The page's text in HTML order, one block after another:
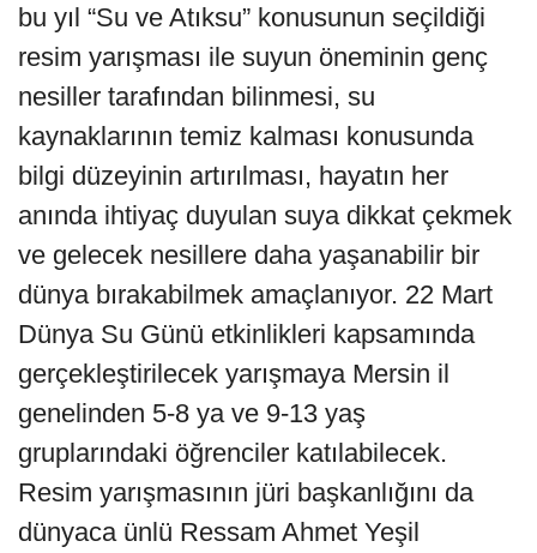
bu yıl “Su ve Atıksu” konusunun seçildiği
resim yarışması ile suyun öneminin genç
nesiller tarafından bilinmesi, su
kaynaklarının temiz kalması konusunda
bilgi düzeyinin artırılması, hayatın her
anında ihtiyaç duyulan suya dikkat çekmek
ve gelecek nesillere daha yaşanabilir bir
dünya bırakabilmek amaçlanıyor. 22 Mart
Dünya Su Günü etkinlikleri kapsamında
gerçekleştirilecek yarışmaya Mersin il
genelinden 5-8 ya ve 9-13 yaş
gruplarındaki öğrenciler katılabilecek.
Resim yarışmasının jüri başkanlığını da
dünyaca ünlü Ressam Ahmet Yeşil